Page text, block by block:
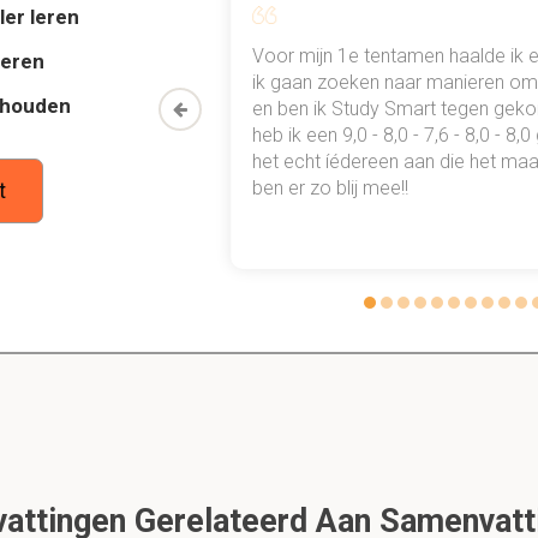
waarnemen ? (evengoed)
mensen verschillend waar. Zo kunnen blinden beter horen.
omgezet?
en permanente terugkoppeling ?
en permanente terugkoppeling essentieel?
leren
mn
een heel
gewoon
Voor mijn 1e tentamen haalde ik
ik gaan zoeken naar manieren
en ben ik Study Smart tegen
heb ik een 9,0 - 8,0 - 7,6 - 8,0 -
het echt íédereen aan die het
ben er zo blij mee!!
Gerelateerd Aan